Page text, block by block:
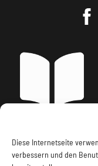
Diese Internetseite
verbessern und den
Impressum,